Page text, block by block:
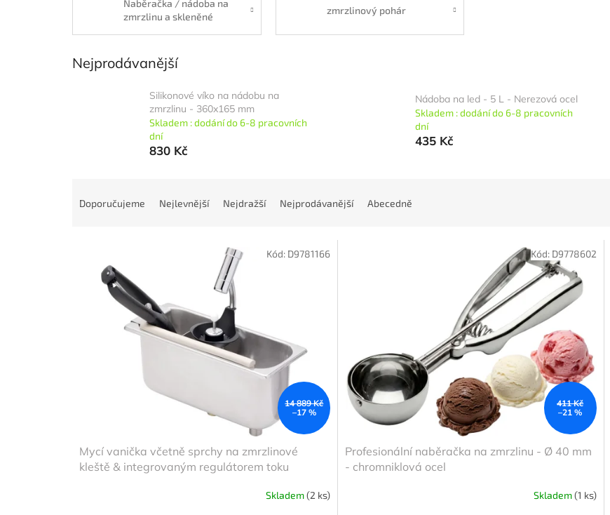
Naběračka / nádoba na
zmrzlinu a skleněné
zmrzlinový pohár
Nejprodávanější
Silikonové víko na nádobu na
zmrzlinu - 360x165 mm
Skladem : dodání do 6-8 pracovních
dní
830 Kč
Nádoba na led - 5 L - Nerezová ocel
Skladem : dodání do 6-8 pracovních
dní
435 Kč
Doporučujeme Nejlevnější Nejdražší Nejprodávanější Abecedně
14 889 Kč
–17 %
Mycí vanička včetně sprchy na zmrzlinové
kleště & integrovaným regulátorem toku
Skladem(2 ks)
Kód: D9781166
411 Kč
–21 %
Profesionální naběračka na zmrzlinu - Ø 40 mm
- chromniklová ocel
Skladem(1 ks)
Kód: D9778602